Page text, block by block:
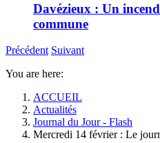
Davézieux : Un
commune
Précédent Suivant
You are here:
ACCUEIL
Actualités
Journal du Jour - Flash
Mercredi 14 février : Le